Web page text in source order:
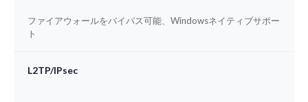
ファイアウォールをバイパス可能、Windowsネイティブサポー
ト
L2TP/IPsec